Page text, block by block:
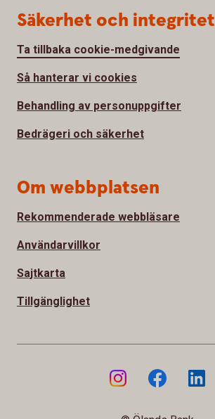
Säkerhet och integritet
Ta tillbaka cookie-medgivande
Så hanterar vi cookies
Behandling av personuppgifter
Bedrägeri och säkerhet
Om webbplatsen
Rekommenderade webbläsare
Användarvillkor
Sajtkarta
Tillgänglighet